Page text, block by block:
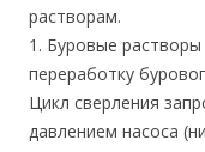
растворам.
1. Буровые
переработку
Цикл сверления
давлением насоса